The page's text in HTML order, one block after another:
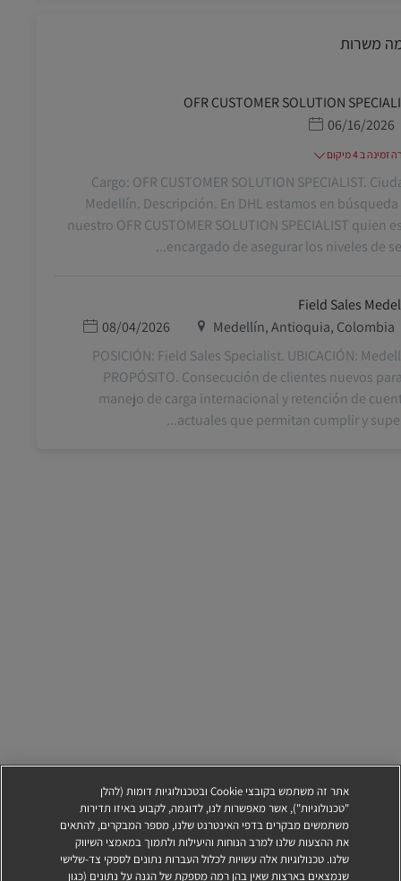
משרות
OFR CUSTOMER SOLUTION
תאריך פרסום
06/16/2026
ב 4 מיקום
Cargo: OFR CUSTOMER SOLUTION SPECIALIST.
Medellín. Descripción. En DHL estamos en
nuestro OFR CUSTOMER SOLUTION SPECIALIST quien
encargado de asegurar los niveles de
Field Sales
מיקום
Medellín, Antioquia, Colombia תאריך פרסום
08/04/2026
POSICIÓN: Field Sales Specialist. UBICACIÓN:
PROPÓSITO. Consecución de clientes nuevos
manejo de carga internacional y retención de
actuales que permitan cumplir y
אתר זה משתמש בקובצי Cookie ובטכנולוגיות דומות (להלן
"טכנולוגיות"), אשר מאפשרות לנו, לדוגמה, לקבוע באיזו תדירות
משתמשים מבקרים בדפי האינטרנט שלנו, מספר המבקרים, להתאים
את ההצעות שלנו למרב הנוחות והיעילות ולתמוך במאמצי השיווק
שלנו. טכנולוגיות אלה עשויות לכלול העברות נתונים לספקי צד-שלישי
שנמצאים בארצות שאין בהן רמה מספקת של הגנה על נתונים (כגון